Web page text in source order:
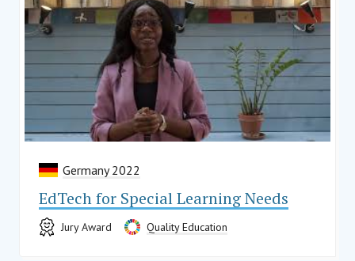
Germany 2022
EdTech for Special Learning Needs
Jury Award Quality Education